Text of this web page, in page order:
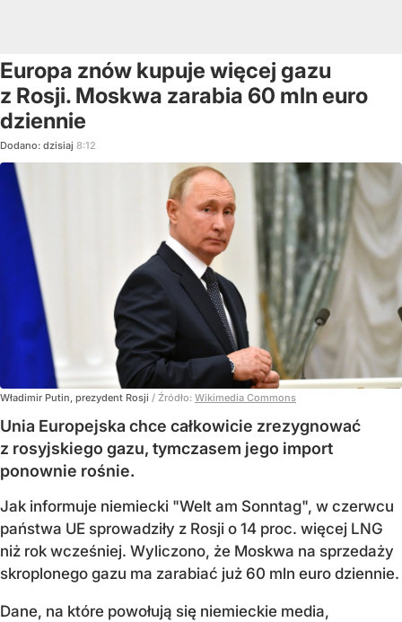
Europa znów kupuje więcej gazu
z Rosji. Moskwa zarabia 60 mln euro
dziennie
Dodano: dzisiaj 8:12
Władimir Putin, prezydent Rosji / Źródło: Wikimedia Commons
Unia Europejska chce całkowicie zrezygnować
z rosyjskiego gazu, tymczasem jego import
ponownie rośnie.
Jak informuje niemiecki "Welt am Sonntag", w czerwcu
państwa UE sprowadziły z Rosji o 14 proc. więcej LNG
niż rok wcześniej. Wyliczono, że Moskwa na sprzedaży
skroplonego gazu ma zarabiać już 60 mln euro dziennie.
Dane, na które powołują się niemieckie media,